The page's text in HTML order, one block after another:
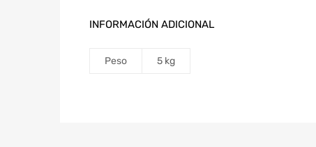
INFORMACIÓN ADICIONAL
Peso 5 kg